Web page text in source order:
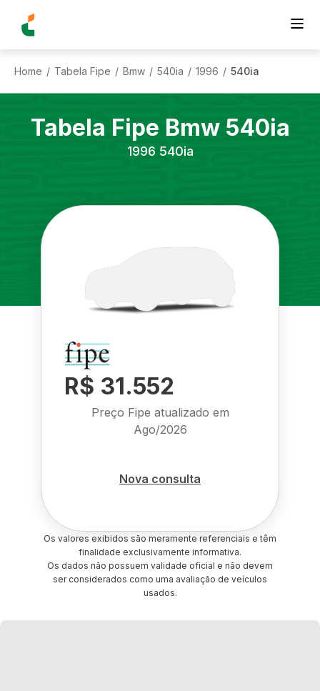
Home / Tabela Fipe / Bmw / 540ia / 1996 / 540ia
Tabela Fipe Bmw 540ia
1996 540ia
R$ 31.552
Preço Fipe atualizado em
Ago/2026
Nova consulta
Os valores exibidos são meramente referenciais e têm
finalidade exclusivamente informativa.
Os dados não possuem validade oficial e não devem
ser considerados como uma avaliação de veículos
usados.